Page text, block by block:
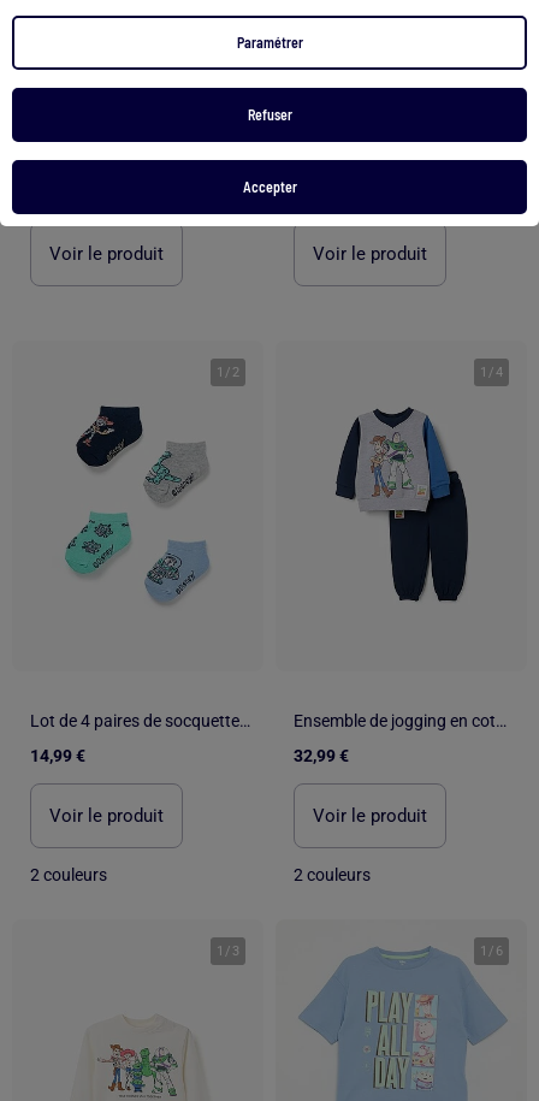
Paramétrer
Refuser
Accepter
Cartable à roulettes Toy Story Lotso 46 cm poignée télescopique 4 roues
Voir le produit
Sac à goûter – 'Toy Story' – 20 CM
20,90 €
Voir le produit
1 / 2
Lot de 4 paires de socquettes Toy Story
14,99 €
Voir le produit
2 couleurs
1 /4
Ensemble de jogging en coton avec imprimé Toy Story
32,99 €
Voir le produit
2 couleurs
1 / 3 1 / 6